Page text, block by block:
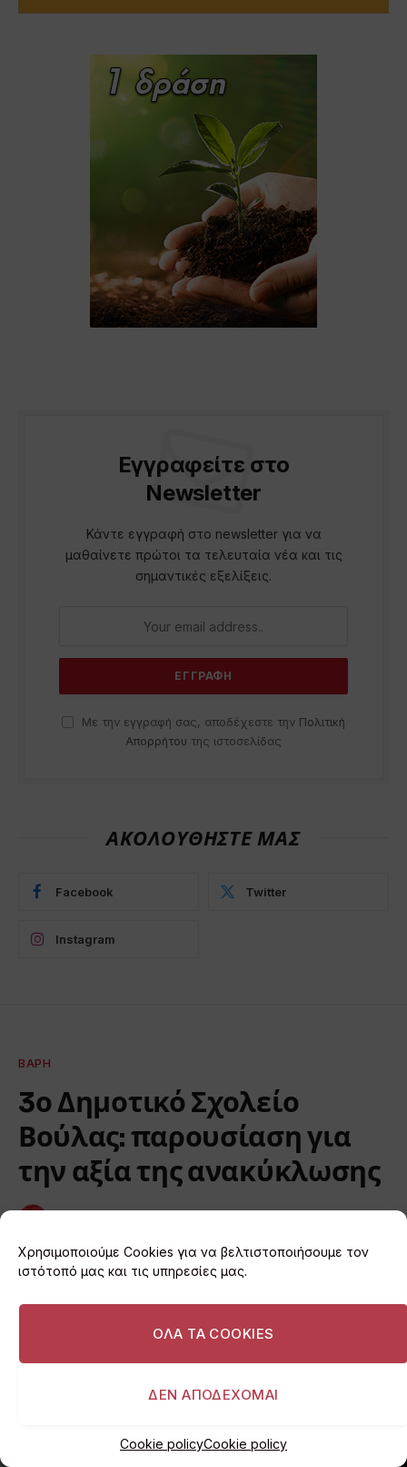
Χρησιμοποιούμε Cookies για να βελτιστοποιήσουμε τον
ιστότοπό μας και τις υπηρεσίες μας.
ΟΛΑ ΤΑ COOKIES
ΔΕΝ ΑΠΟΔΕΧΟΜΑΙ
Cookie policyCookie policy
Εγγραφείτε στο
Newsletter
Κάντε εγγραφή στο newsletter για να
μαθαίνετε πρώτοι τα τελευταία νέα και τις
σημαντικές εξελίξεις.
Με την εγγραφή σας, αποδέχεστε την Πολιτική
Απορρήτου της ιστοσελίδας
ΑΚΟΛΟΥΘΗΣΤΕ ΜΑΣ
Facebook Twitter
Instagram
ΒΆΡΗ
3ο Δημοτικό Σχολείο
Βούλας: παρουσίαση για
την αξία της ανακύκλωσης
Δεν υπάρχουν Σχόλια
1 Min Read